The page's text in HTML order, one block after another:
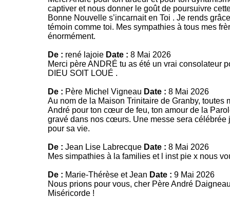
captiver et nous donner le goût de poursuivre
Bonne Nouvelle s’incarnait en Toi . Je rends
témoin comme toi. Mes sympathies à tous mes
énormément.
De : rené lajoie Date : 8 Mai 2026
Merci père ANDRÉ tu as été un vrai consolateur
DIEU SOIT LOUÉ .
De : Père Michel Vigneau Date : 8 Mai 2026
Au nom de la Maison Trinitaire de Granby,
André pour ton cœur de feu, ton amour de la
gravé dans nos cœurs. Une messe sera
pour sa vie.
De : Jean Lise Labrecque Date : 8 Mai 2026
Mes simpathies à la families et l inst pie x nous
De : Marie-Thérèse et Jean Date : 9 Mai 2026
Nous prions pour vous, cher Père André
Miséricorde !